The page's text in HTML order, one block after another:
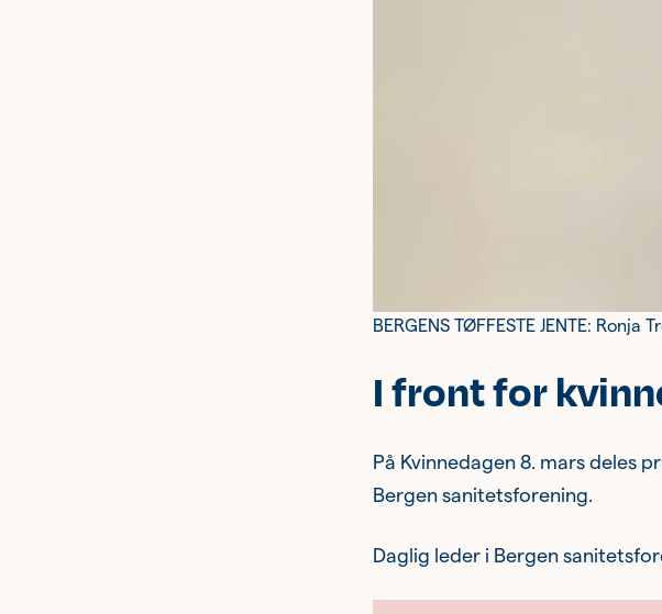
BERGENS TØFFESTE JENTE:
I front for
På Kvinnedagen 8. mars deles
Bergen sanitetsforening.
Daglig leder i Bergen